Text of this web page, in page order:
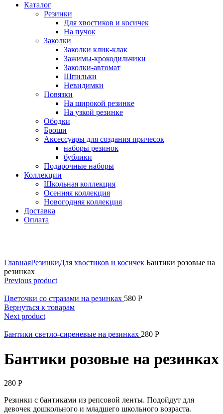
Каталог
Резинки
Для хвостиков и косичек
На пучок
Заколки
Заколки клик-клак
Зажимы-крокодильчики
Заколки-автомат
Шпильки
Невидимки
Повязки
На широкой резинке
На узкой резинке
Ободки
Броши
Аксессуары для создания причесок
наборы резинок
бублики
Подарочные наборы
Коллекции
Школьная коллекция
Осенняя коллекция
Новогодняя коллекция
Доставка
Оплата
ГлавнаяРезинкиДля хвостиков и косичек Бантики розовые на
резинках
Previous product
Цветочки со стразами на резинках 580 Р
Вернуться к товарам
Next product
Бантики светло-сиреневые на резинках 280 Р
Бантики розовые на резинках
280 Р
Резинки с бантиками из репсовой ленты. Подойдут для
девочек дошкольного и младшего школьного возраста.